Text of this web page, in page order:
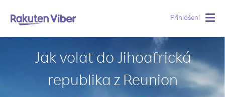
Přihlášení
Jak volat do Jihoafrická
republika z Reunion